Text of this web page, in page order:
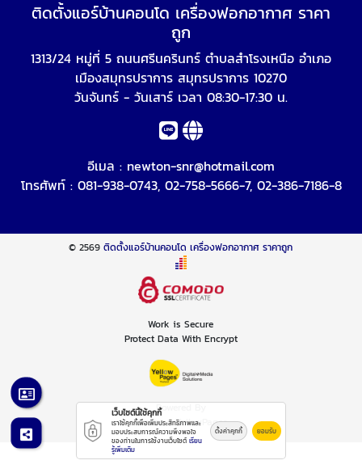
ติดตั้งแอร์บ้านคอนโด เครื่องฟอกอากาศ ราคา
ถูก
1313/24 หมู่ที่ 5 ถนนศรีนครินทร์ ตำบลสำโรงเหนือ อำเภอ
เมืองสมุทรปราการ สมุทรปราการ 10270
วันจันทร์ - วันเสาร์ เวลา 08:30-17:30 น.
อีเมล : newton-snr@hotmail.com
โทรศัพท์ : 081-938-0743, 02-758-5666-7, 02-386-7186-8
© 2569ติดตั้งแอร์บ้านคอนโด เครื่องฟอกอากาศ ราคาถูก
Work is Secure
Protect Data With Encrypt
Powered By
Thailand YellowPages
เว็บไซต์นี้ใช้คุกกี้
เราใช้คุกกี้เพื่อเพิ่มประสิทธิภาพและ
มอบประสบการณ์ความพึงพอใจ
ของท่านในการใช้งานเว็บไซต์ เรียน
รู้เพิ่มเติม
ตั้งค่าคุกกี้ ยอมรับ